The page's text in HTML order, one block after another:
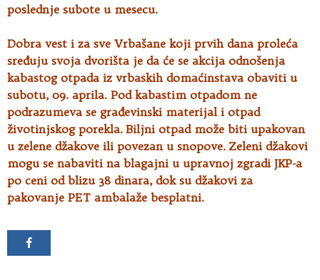
poslednje subote u mesecu.
Dobra vest i za sve Vrbašane koji prvih dana proleća
sređuju svoja dvorišta je da će se akcija odnošenja
kabastog otpada iz vrbaskih domaćinstava obaviti u
subotu, 09. aprila. Pod kabastim otpadom ne
podrazumeva se građevinski materijal i otpad
životinjskog porekla. Biljni otpad može biti upakovan
u zelene džakove ili povezan u snopove. Zeleni džakovi
mogu se nabaviti na blagajni u upravnoj zgradi JKP-a
po ceni od blizu 38 dinara, dok su džakovi za
pakovanje PET ambalaže besplatni.